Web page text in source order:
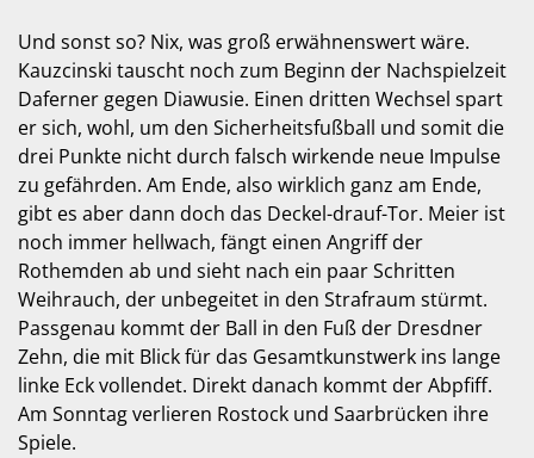
Und sonst so? Nix, was groß erwähnenswert wäre.
Kauzcinski tauscht noch zum Beginn der Nachspielzeit
Daferner gegen Diawusie. Einen dritten Wechsel spart
er sich, wohl, um den Sicherheitsfußball und somit die
drei Punkte nicht durch falsch wirkende neue Impulse
zu gefährden. Am Ende, also wirklich ganz am Ende,
gibt es aber dann doch das Deckel-drauf-Tor. Meier ist
noch immer hellwach, fängt einen Angriff der
Rothemden ab und sieht nach ein paar Schritten
Weihrauch, der unbegeitet in den Strafraum stürmt.
Passgenau kommt der Ball in den Fuß der Dresdner
Zehn, die mit Blick für das Gesamtkunstwerk ins lange
linke Eck vollendet. Direkt danach kommt der Abpfiff.
Am Sonntag verlieren Rostock und Saarbrücken ihre
Spiele.